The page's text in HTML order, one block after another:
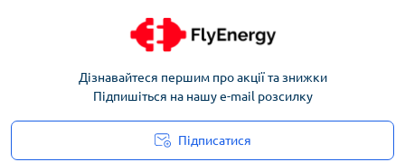
Дізнавайтеся першим про акції та знижки
Підпишіться на нашу e-mail розсилку
Підписатися